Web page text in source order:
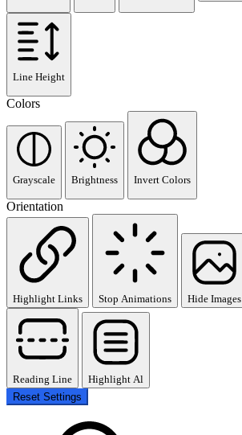
Line Height
Colors
Grayscale Brightness Invert Colors
Orientation
Highlight Links Stop Animations Hide Images
Reading Line
Highlight Al
Reset Settings